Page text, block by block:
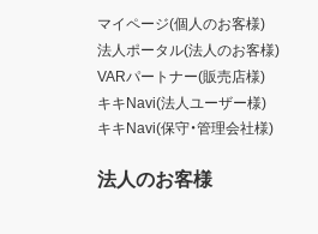
マイページ(個人のお客様)
法人ポータル(法人のお客様)
VARパートナー(販売店様)
キキNavi(法人ユーザー様)
キキNavi(保守・管理会社様)
法人のお客様